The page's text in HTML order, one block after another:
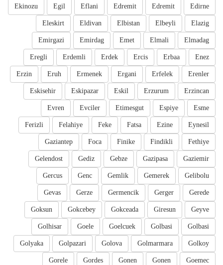
Edirne
Edremit
Edremit
Eflani
Egil
Ekinozu
Elazig
Elbeyli
Elbistan
Eldivan
Eleskirt
Elmadag
Elmali
Emet
Emirdag
Emirgazi
Enez
Erbaa
Ercis
Erdek
Erdemli
Eregli
Erenler
Erfelek
Ergani
Ermenek
Eruh
Erzin
Erzincan
Erzurum
Eskil
Eskipazar
Eskisehir
Esme
Espiye
Etimesgut
Evciler
Evren
Eynesil
Ezine
Fatsa
Feke
Felahiye
Ferizli
Fethiye
Findikli
Finike
Foca
Gaziantep
Gaziemir
Gazipasa
Gebze
Gediz
Gelendost
Gelibolu
Gemerek
Gemlik
Genc
Gercus
Gerede
Gerger
Germencik
Gerze
Gevas
Geyve
Giresun
Gokceada
Gokcebey
Goksun
Golbasi
Golbasi
Goelcuek
Goele
Golhisar
Golkoy
Golmarmara
Golova
Golpazari
Golyaka
Goemec
Gonen
Gonen
Gordes
Gorele